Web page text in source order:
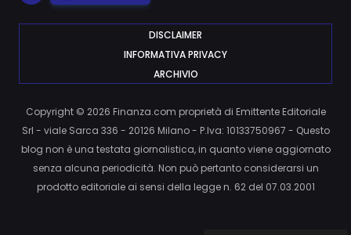
DISCLAIMER
INFORMATIVA PRIVACY
ARCHIVIO
Copyright © 2026 Finanza.com proprietà di Emittente Editoriale
Srl - viale Sarca 336 - 20126 Milano - P.Iva: 10133750967 - Questo
blog non è una testata giornalistica, in quanto viene aggiornato
senza alcuna periodicità. Non può pertanto considerarsi un
prodotto editoriale ai sensi della legge n. 62 del 07.03.2001